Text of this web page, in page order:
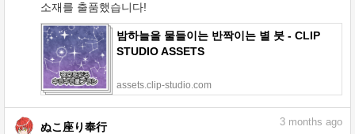
소재를 출품했습니다!
밤하늘을 물들이는 반짝이는 별 붓 - CLIP
STUDIO ASSETS
assets.clip-studio.com
ぬこ座り奉行
3 months ago